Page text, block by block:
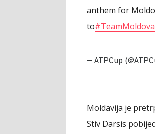
anthem for
to#TeamMoldova
— ATPCup
Moldavija je
Stiv Darsis